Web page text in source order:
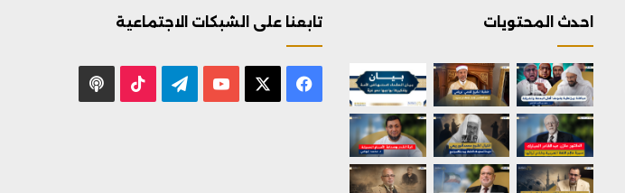
احدث المحتويات تابعنا على الشبكات الاجتماعية
فيسبوك يوتيوب تيلقرام ‫TikTok